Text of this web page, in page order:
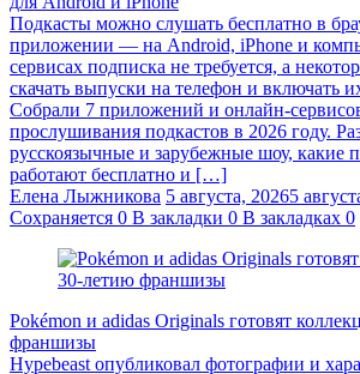
Подкасты можно слушать бесплатно в
приложении — на Android, iPhone и
сервисах подписка не требуется, а
скачать выпуски на телефон и включать
Собрали 7 приложений и онлайн-
прослушивания подкастов в 2026 году.
русскоязычные и зарубежные шоу, какие
работают бесплатно и […]
Елена Лыжникова 5 августа, 20265
Сохраняется 0 В закладки 0 В закладках 0
Pokémon и adidas Originals готовят
франшизы
Hypebeast опубликовал фотографии и